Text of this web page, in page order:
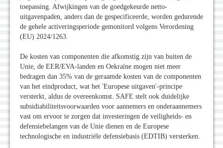
toepassing. Afwijkingen van de goedgekeurde netto-
uitgavenpaden, anders dan de gespecificeerde, worden gedurende
de gehele activeringsperiode gemonitord volgens Verordening
(EU) 2024/1263.
De kosten van componenten die afkomstig zijn van buiten de
Unie, de EER/EVA-landen en Oekraïne mogen niet meer
bedragen dan 35% van de geraamde kosten van de componenten
van het eindproduct, wat het 'Europese uitgaven'-principe
versterkt, aldus de overeenkomst. SAFE stelt ook duidelijke
subsidiabiliteitsvoorwaarden voor aannemers en onderaannemers
vast om ervoor te zorgen dat investeringen de veiligheids- en
defensiebelangen van de Unie dienen en de Europese
technologische en industriële defensiebasis (EDTIB) versterken.